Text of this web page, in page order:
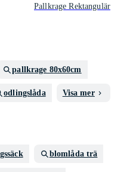
Pallkrage Rektangulär
pallkrage 80x60cm
odlingslåda Visa mer
blomlåda trä